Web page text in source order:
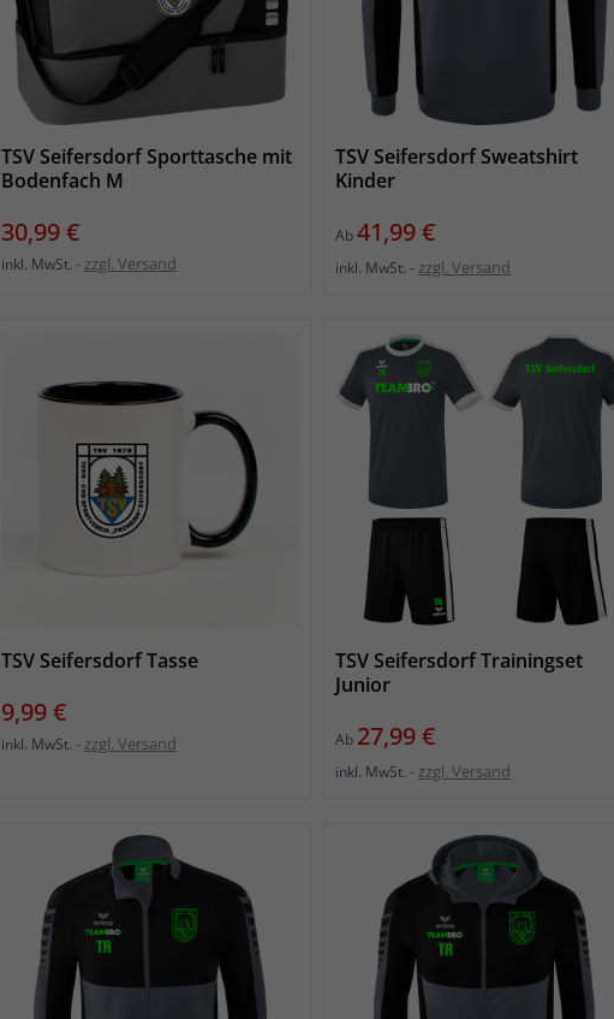
TSV Seifersdorf Sporttasche mit
Bodenfach M
Preis
30,99 €
inkl. MwSt. zzgl. Versand
TSV Seifersdorf Sweatshirt
Kinder
AbPreis
41,99 €
inkl. MwSt. zzgl. Versand
TSV Seifersdorf Tasse
Preis
9,99 €
inkl. MwSt. zzgl. Versand
TSV Seifersdorf Trainingset
Junior
Ab Preis
27,99 €
inkl. MwSt. zzgl. Versand